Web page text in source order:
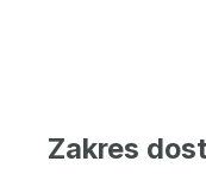
Zakres